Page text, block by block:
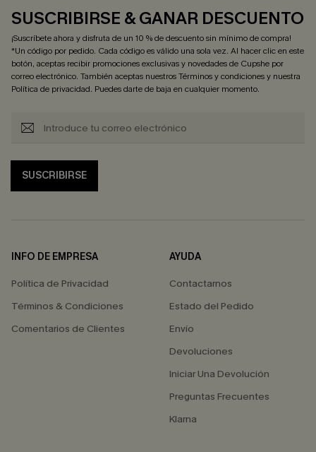
SUSCRIBIRSE & GANAR DESCUENTO
¡Suscríbete ahora y disfruta de un 10 % de descuento sin mínimo de compra!
*Un código por pedido. Cada código es válido una sola vez. Al hacer clic en este
botón, aceptas recibir promociones exclusivas y novedades de Cupshe por
correo electrónico. También aceptas nuestrosTérminos y condicionesy nuestra
Política de privacidad. Puedes darte de baja en cualquier momento.
SUSCRIBIRSE
INFO DE EMPRESA
Política de Privacidad
Términos & Condiciones
Comentarios de Clientes
AYUDA
Contactarnos
Estado del Pedido
Envío
Devoluciones
Iniciar Una Devolución
Preguntas Frecuentes
Klarna